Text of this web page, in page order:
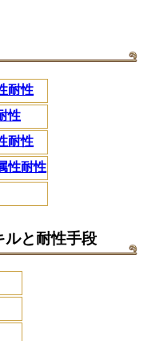
耐性
性
耐性
性耐性
ルと耐性手段